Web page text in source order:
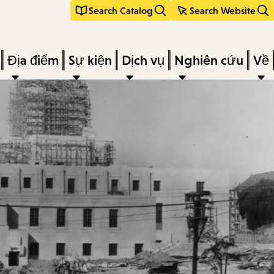
Search Catalog Search Website
Địa điểm Sự kiện Dịch vụ Nghiên cứu Về